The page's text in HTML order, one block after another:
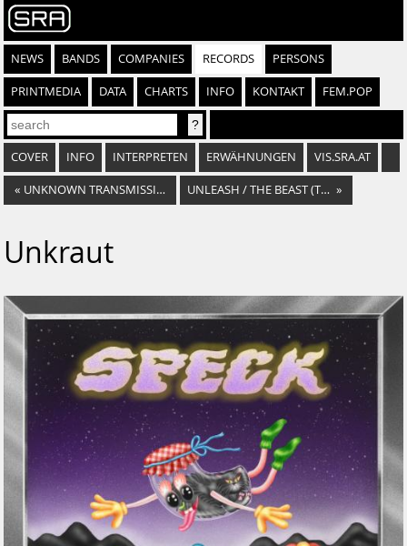
NEWS BANDS COMPANIES RECORDS PERSONS
PRINTMEDIA DATA CHARTS INFO KONTAKT FEM.POP
COVER INFO INTERPRETEN ERWÄHNUNGEN VIS.SRA.AT
« UNKNOWN TRANSMISSION UNLEASH / THE BEAST (THE REMIXES) »
Unkraut